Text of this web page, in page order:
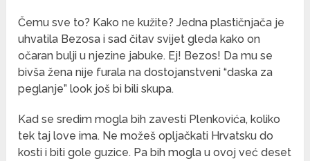
Čemu sve to? Kako ne kužite? Jedna plastičnjača je
uhvatila Bezosa i sad čitav svijet gleda kako on
očaran bulji u njezine jabuke. Ej! Bezos! Da mu se
bivša žena nije furala na dostojanstveni “daska za
peglanje” look još bi bili skupa.
Kad se sredim mogla bih zavesti Plenkovića, koliko
tek taj love ima. Ne možeš opljačkati Hrvatsku do
kosti i biti gole guzice. Pa bih mogla u ovoj već deset